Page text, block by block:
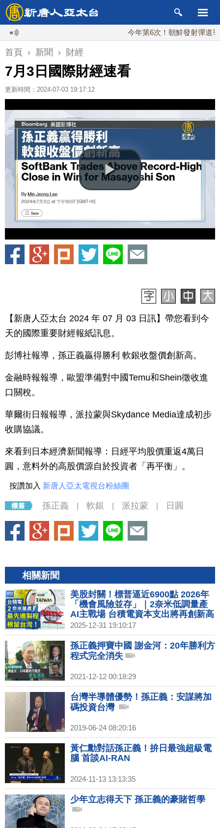
今年第6次！朝鮮發射彈道導彈
首頁 › 新聞 › 財經
7月3日國際財經速看
更新時間：2024-07-03 19:17:12
【新唐人亞太台 2024 年 07 月 03 日訊】帶您看到今
天的國際重要財經報紙訊息。
彭博社報導，孫正義贏得勝利 軟銀收盤價創新高。
金融時報報導，歐盟準備對中國Temu和Shein徵收進
口關稅。
華爾街日報報導，派拉蒙與Skydance Media達成初步
收購協議。
來看到日本經濟新聞報導：日經平均股價重返4萬日
圓，意料外的高股價源自於投資者「再平衡」。
按讚加入 新唐人亞太電視台粉絲團
孫正義 軟銀 派拉蒙 日圓
相關新聞
美股封關！標普逼近6900點 2026年
「機會風險並存」｜2奈米低調量產
AI主戰場 台積電資本支出將再創新高
｜新車暨新能源車大展 油電混合、純
電比拼 2026買氣回溫｜2026降息？
聯準會官員分歧 1月降息機率降至
15%
2025-12-31 19:10:17
孫正義押寶中國 謝金河：20年勝利方
程式完全消失
2021-12-12 00:18:29
台灣半導體優勢！孫正義：安謀將加
碼投資台灣
2019-06-24 08:20:16
黃仁勳對話孫正義！拚日最強超級電
腦 首談AI-RAN
2024-11-13 13:13:35
少年立志得天下 孫正義的豪賭哲學